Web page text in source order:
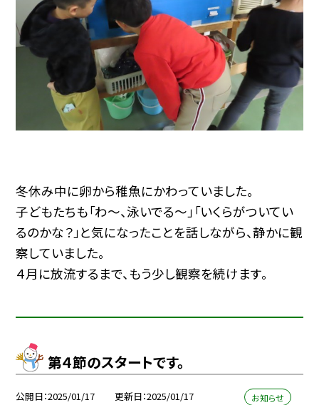
冬休み中に卵から稚魚にかわっていました。
子どもたちも「わ～、泳いでる～」「いくらがついてい
るのかな？」と気になったことを話しながら、静かに観
察していました。
４月に放流するまで、もう少し観察を続けます。
第４節のスタートです。
公開日 2025/01/17 更新日 2025/01/17 お知らせ